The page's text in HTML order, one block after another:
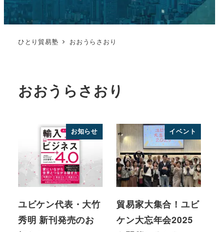
ひとり貿易塾 おおうらさおり
おおうらさおり
お知らせ
ユビケン代表・大竹
秀明 新刊発売のお
イベント
貿易家大集合！ユビ
ケン大忘年会2025